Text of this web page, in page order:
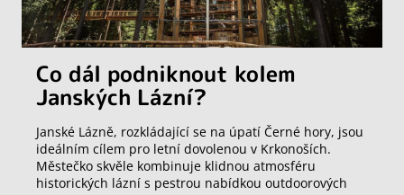
Co dál podniknout kolem
Janských Lázní?
Janské Lázně, rozkládající se na úpatí Černé hory, jsou
ideálním cílem pro letní dovolenou v Krkonoších.
Městečko skvěle kombinuje klidnou atmosféru
historických lázní s pestrou nabídkou outdoorových